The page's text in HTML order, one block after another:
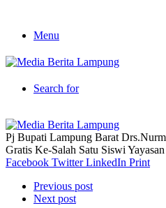
Menu
Search for
Pj Bupati Lampung Barat
Gratis Ke-Salah Satu Siswi
Facebook Twitter LinkedIn Print
Previous post
Next post